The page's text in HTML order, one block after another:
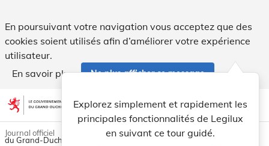
En poursuivant votre navigation vous acceptez que des
cookies soient utilisés afin d’améliorer votre expérience
utilisateur.
En savoir plus
Ne plus afficher ce message
Aller au contenu account_circle help Aide
Explorez simplement et rapidement les
principales fonctionnalités de Legilux
en suivant ce tour guidé.
light_mode dark_mode
Journal officiel
du Grand-Duché de Luxembourg